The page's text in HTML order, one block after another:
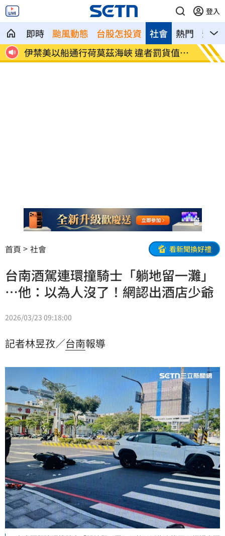
登入
即時 颱風動態 台股怎投資 熱門 影音
社會
危
伊禁美以船通行荷莫茲海峽 違者罰貨值
20%
吃堅
首頁 社會 看新聞換好禮
台南酒駕連環撞騎士「躺地留一灘」
…他：以為人沒了！網認出酒店少爺
2026/03/23 09:18:00
記者林昱孜／台南報導